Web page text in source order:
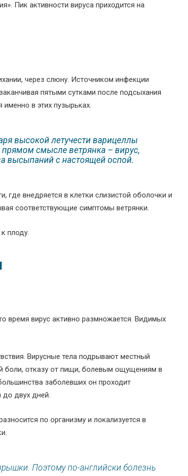
Пик активности вируса приходится на
через слюну. Источником инфекции
пятыми сутками после подсыхания
в этих пузырьках.
высокой летучести варицеллы
прямом смысле ветрянка – вирус,
высыпаний с настоящей оспой.
где внедряется в клетки слизистой оболочки и
соответствующие симптомы ветрянки.
плоду.
время вирус активно размножается. Видимых
Вирусные тела подрывают местный
боли, отказу от пищи, болевым ощущениям в
заболевших он проходит
до двух дней.
по организму и локализуется в
Поэтому по-английски болезнь